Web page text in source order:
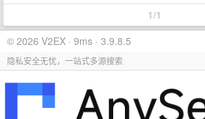
1/1
© 2026 V2EX · 9ms · 3.9.8.5
隐私安全无忧，一站式多源搜索